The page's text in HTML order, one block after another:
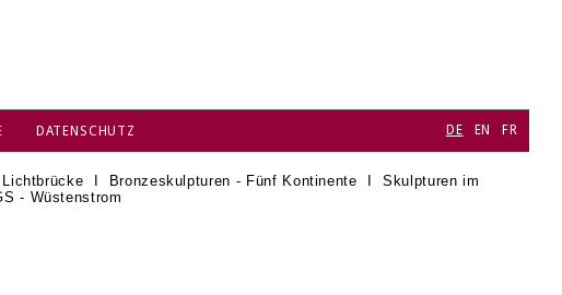
DATENSCHUTZ DE EN FR
Bronzeskulpturen - Fünf Kontinente
Skulpturen im
- Wüstenstrom